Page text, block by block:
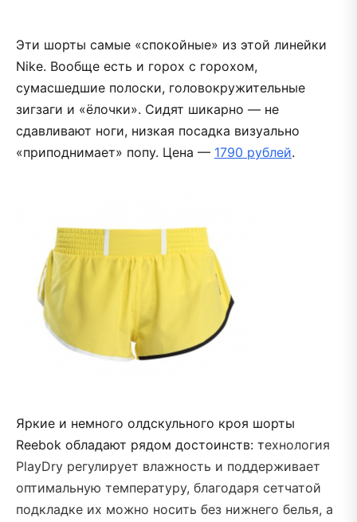
Эти шорты самые «спокойные» из этой линейки
Nike. Вообще есть и горох с горохом,
сумасшедшие полоски, головокружительные
зигзаги и «ёлочки». Сидят шикарно — не
сдавливают ноги, низкая посадка визуально
«приподнимает» попу. Цена — 1790 рублей.
Яркие и немного олдскульного кроя шорты
Reebok обладают рядом достоинств: технология
PlayDry регулирует влажность и поддерживает
оптимальную температуру, благодаря сетчатой
подкладке их можно носить без нижнего белья, а